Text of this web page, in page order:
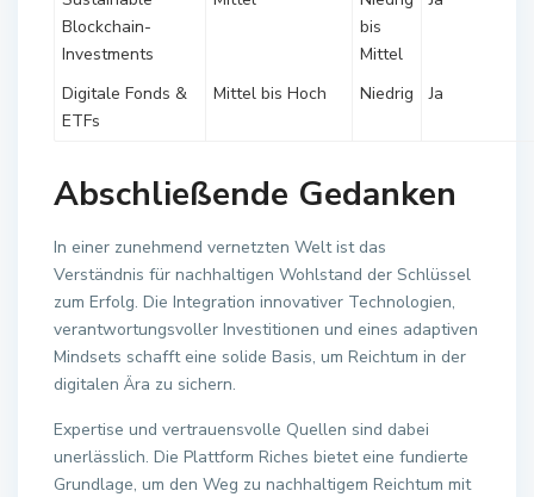
Blockchain-
Investments
bis
Mittel
Digitale Fonds &
ETFs
Mittel bis Hoch Niedrig Ja
Abschließende Gedanken
In einer zunehmend vernetzten Welt ist das
Verständnis für nachhaltigen Wohlstand der Schlüssel
zum Erfolg. Die Integration innovativer Technologien,
verantwortungsvoller Investitionen und eines adaptiven
Mindsets schafft eine solide Basis, um Reichtum in der
digitalen Ära zu sichern.
Expertise und vertrauensvolle Quellen sind dabei
unerlässlich. Die Plattform Riches bietet eine fundierte
Grundlage, um den Weg zu nachhaltigem Reichtum mit